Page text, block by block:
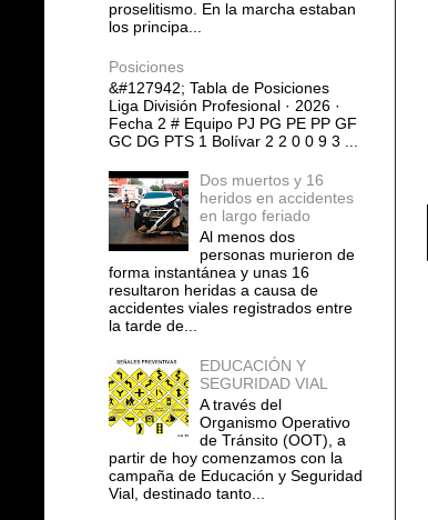
proselitismo. En la marcha estaban
los principa...
Posiciones
&#127942; Tabla de Posiciones
Liga División Profesional · 2026 ·
Fecha 2 # Equipo PJ PG PE PP GF
GC DG PTS 1 Bolívar 2 2 0 0 9 3 ...
Dos muertos y 16
heridos en accidentes
en largo feriado
Al menos dos
personas murieron de
forma instantánea y unas 16
resultaron heridas a causa de
accidentes viales registrados entre
la tarde de...
EDUCACIÓN Y
SEGURIDAD VIAL
A través del
Organismo Operativo
de Tránsito (OOT), a
partir de hoy comenzamos con la
campaña de Educación y Seguridad
Vial, destinado tanto...